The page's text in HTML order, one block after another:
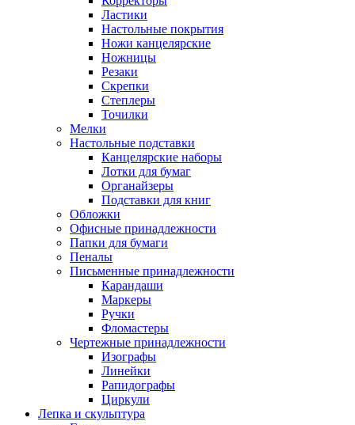
Ластики
Настольные покрытия
Ножи канцелярские
Ножницы
Резаки
Скрепки
Степлеры
Точилки
Мелки
Настольные подставки
Канцелярские наборы
Лотки для бумаг
Органайзеры
Подставки для книг
Обложки
Офисные принадлежности
Папки для бумаги
Пеналы
Письменные принадлежности
Карандаши
Маркеры
Ручки
Фломастеры
Чертежные принадлежности
Изографы
Линейки
Рапидографы
Циркули
Лепка и скульптура